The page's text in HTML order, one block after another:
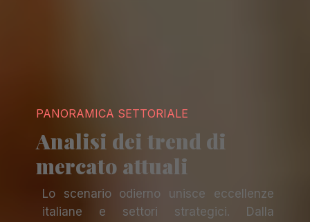
PANORAMICA SETTORIALE
Analisi dei trend di
mercato attuali
Lo scenario odierno unisce eccellenze
italiane e settori strategici. Dalla